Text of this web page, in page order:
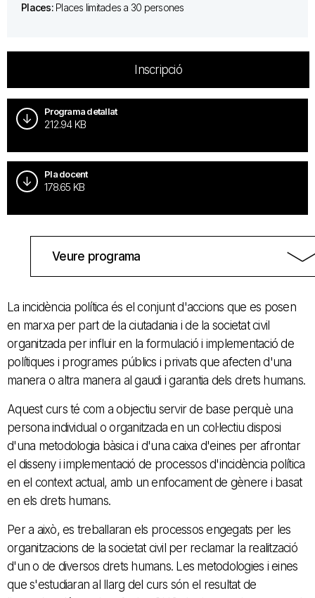
Places: Places limitades a 30 persones
Inscripció
Programa detallat
212.94 KB
Pla docent
178.65 KB
Veure programa
La incidència política és el conjunt d'accions que es posen
en marxa per part de la ciutadania i de la societat civil
organitzada per influir en la formulació i implementació de
polítiques i programes públics i privats que afecten d'una
manera o altra manera al gaudi i garantia dels drets humans.
Aquest curs té com a objectiu servir de base perquè una
persona individual o organitzada en un col·lectiu disposi
d'una metodologia bàsica i d'una caixa d'eines per afrontar
el disseny i implementació de processos d'incidència política
en el context actual, amb un enfocament de gènere i basat
en els drets humans.
Per a això, es treballaran els processos engegats per les
organitzacions de la societat civil per reclamar la realització
d'un o de diversos drets humans. Les metodologies i eines
que s'estudiaran al llarg del curs són el resultat de